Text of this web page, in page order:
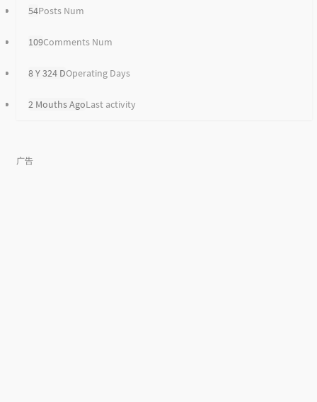
54Posts Num
109Comments Num
8 Y 324 DOperating Days
2 Mouths AgoLast activity
广告